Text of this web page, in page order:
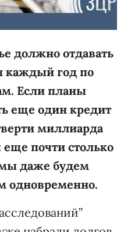
должно отдавать
каждый год по
Если планы
еще один кредит
миллиарда
почти столько
даже будем
одновременно.